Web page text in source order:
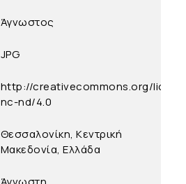
Άγνωστος
JPG
http://creativecommons.org/
nc-nd/4.0
Θεσσαλονίκη, Κεντρική
Μακεδονία, Ελλάδα